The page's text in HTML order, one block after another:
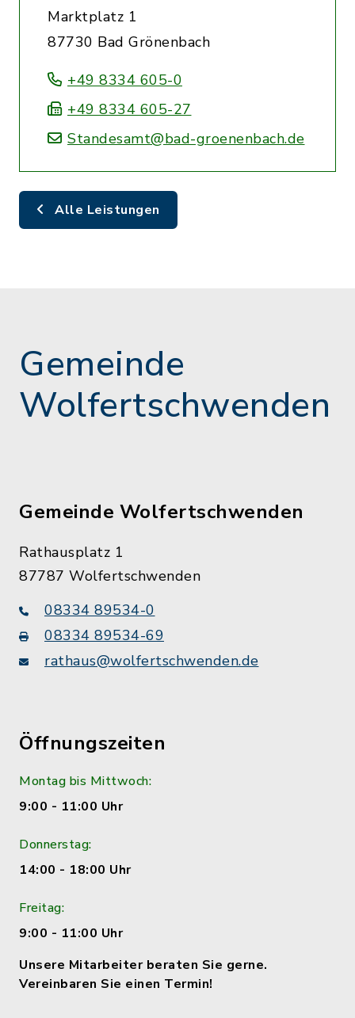
Marktplatz 1
87730 Bad Grönenbach
+49 8334 605-0
+49 8334 605-27
Standesamt@bad-groenenbach.de
Alle Leistungen
Gemeinde
Wolfertschwenden
Gemeinde Wolfertschwenden
Rathausplatz 1
87787 Wolfertschwenden
08334 89534-0
08334 89534-69
rathaus@wolfertschwenden.de
Öffnungszeiten
Montag bis Mittwoch:
9:00 - 11:00 Uhr
Donnerstag:
14:00 - 18:00 Uhr
Freitag:
9:00 - 11:00 Uhr
Unsere Mitarbeiter beraten Sie gerne.
Vereinbaren Sie einen Termin!